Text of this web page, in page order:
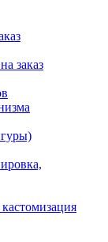
заказ